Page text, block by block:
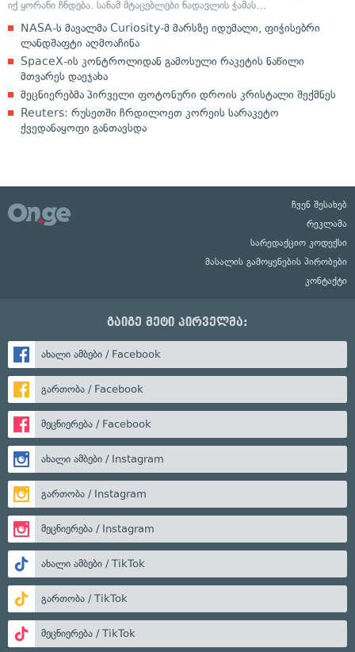
იქ ყორანი ჩნდება. სანამ მტაცებლები ნადავლის ჭამას…
NASA-ს მავალმა Curiosity-მ მარსზე იდუმალი, ფიჭისებრი
ლანდშაფტი აღმოაჩინა
SpaceX-ის კონტროლიდან გამოსული რაკეტის ნაწილი
მთვარეს დაეჯახა
მეცნიერებმა პირველი ფოტონური დროის კრისტალი შექმნეს
Reuters: რუსეთში ჩრდილოეთ კორეის სარაკეტო
ქვედანაყოფი განთავსდა
ჩვენ შესახებ
რეკლამა
სარედაქციო კოდექსი
მასალის გამოყენების პირობები
კონტაქტი
გაიგე მეტი პირველმა:
ახალი ამბები / Facebook
გართობა / Facebook
მეცნიერება / Facebook
ახალი ამბები / Instagram
გართობა / Instagram
მეცნიერება / Instagram
ახალი ამბები / TikTok
გართობა / TikTok
მეცნიერება / TikTok